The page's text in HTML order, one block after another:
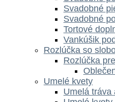
Svadobné
Svadobné
Tortové
Vankúšik
Rozlúčka so
Rozlúčka
Umelé kvety
Umelá tráva